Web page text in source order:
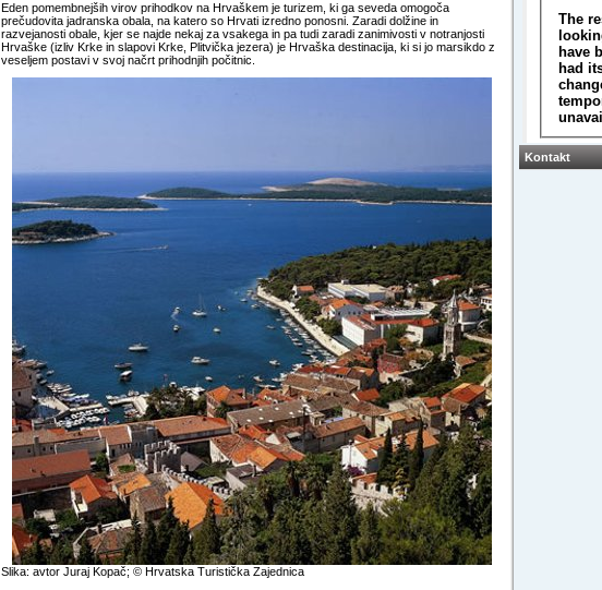
Eden pomembnejših virov prihodkov na Hrvaškem je turizem, ki ga seveda omogoča
prečudovita jadranska obala, na katero so Hrvati izredno ponosni. Zaradi dolžine in
razvejanosti obale, kjer se najde nekaj za vsakega in pa tudi zaradi zanimivosti v notranjosti
Hrvaške (izliv Krke in slapovi Krke, Plitvička jezera) je Hrvaška destinacija, ki si jo marsikdo z
veseljem postavi v svoj načrt prihodnjih počitnic.
Slika: avtor Juraj Kopač; © Hrvatska Turistička Zajednica
Kontakt